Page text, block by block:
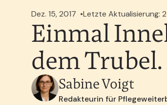
Dez. 15, 2017 Letzte Aktualisierung:
Einmal
dem
Sabine Voigt
Redakteurin für